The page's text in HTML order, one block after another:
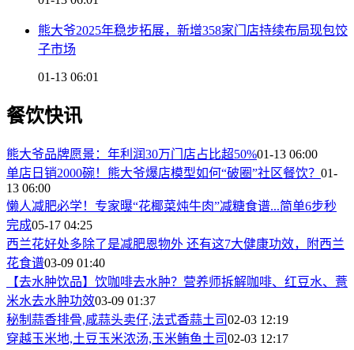
熊大爷2025年稳步拓展，新增358家门店持续布局现包饺
子市场
01-13 06:01
餐饮快讯
熊大爷品牌愿景：年利润30万门店占比超50%01-13 06:00
单店日销2000碗！熊大爷爆店模型如何“破圈”社区餐饮？ 01-
13 06:00
懒人减肥必学！专家曝“花椰菜炖牛肉”减糖食谱...简单6步秒
完成05-17 04:25
西兰花好处多除了是减肥恩物外 还有这7大健康功效，附西兰
花食谱03-09 01:40
【去水肿饮品】饮咖啡去水肿？营养师拆解咖啡、红豆水、薏
米水去水肿功效03-09 01:37
秘制蒜香排骨,咸蒜头卖仔,法式香蒜土司02-03 12:19
穿越玉米地,土豆玉米浓汤,玉米鲔鱼土司02-03 12:17